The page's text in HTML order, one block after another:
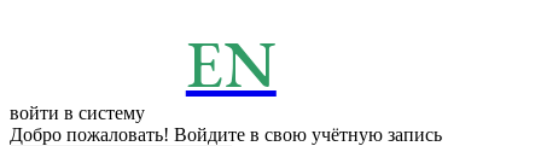
EN
войти в систему
Добро пожаловать! Войдите в свою учётную запись